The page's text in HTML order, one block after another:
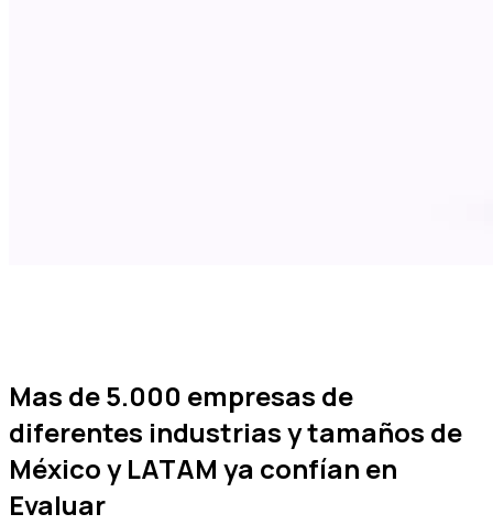
Mas de5.000 empresas de
diferentes industrias y tamaños de
México y LATAM ya confían en
Evaluar